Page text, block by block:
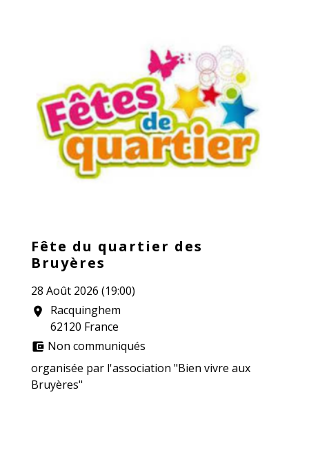
Fête du quartier des
Bruyères
28 Août 2026 (19:00)
location_on
Racquinghem
62120 France
account_balance_wallet Non communiqués
organisée par l'association "Bien vivre aux
Bruyères"